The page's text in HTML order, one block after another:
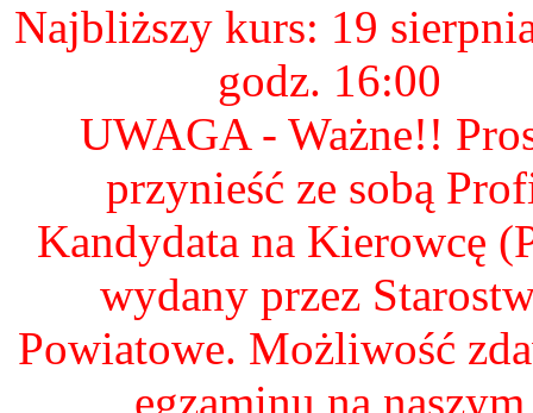
Najbliższy kurs: 19
godz. 16:00
UWAGA - Ważne!!
przynieść ze sobą
Kandydata na Kierowcę
wydany przez
Powiatowe. Możliwość
egzaminu na naszym